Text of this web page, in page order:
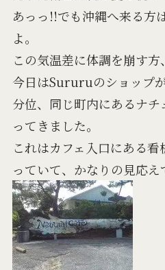
あっっ!!でも沖縄へ来る方
よ。
この気温差に体調を崩す
今日はSururuのショップ
分位、同じ町内にあるナ
ってきました。
これはカフェ入口にある
っていて、かなりの見応え